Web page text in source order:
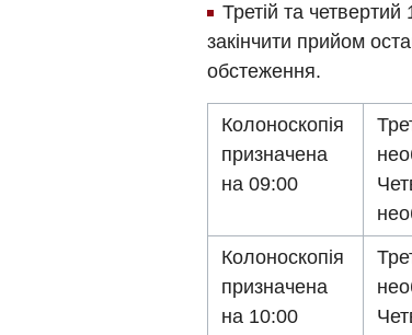
Третій та
закінчити прийом
обстеження.
Колоноскопія
призначена
на 09:00
Колоноскопія
призначена
на 10:00